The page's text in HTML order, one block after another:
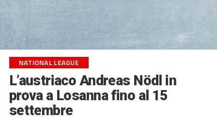
NATIONAL LEAGUE
L’austriaco Andreas Nödl in
prova a Losanna fino al 15
settembre